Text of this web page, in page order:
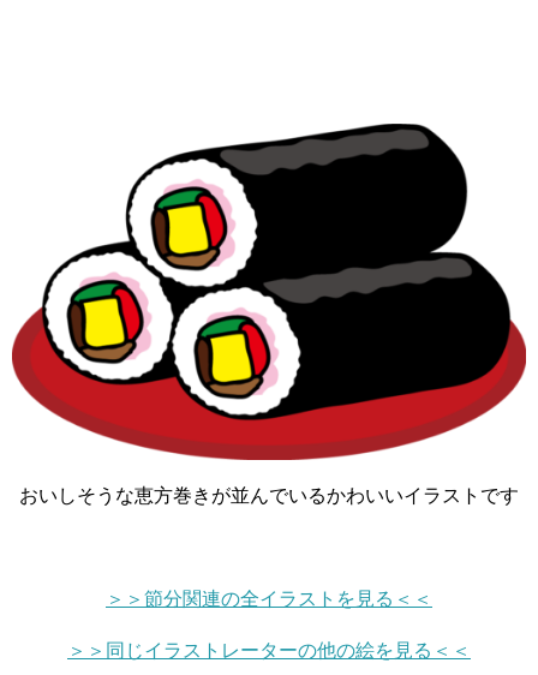
おいしそうな恵方巻きが並んでいるかわいいイラストです
＞＞節分関連の全イラストを見る＜＜
＞＞同じイラストレーターの他の絵を見る＜＜